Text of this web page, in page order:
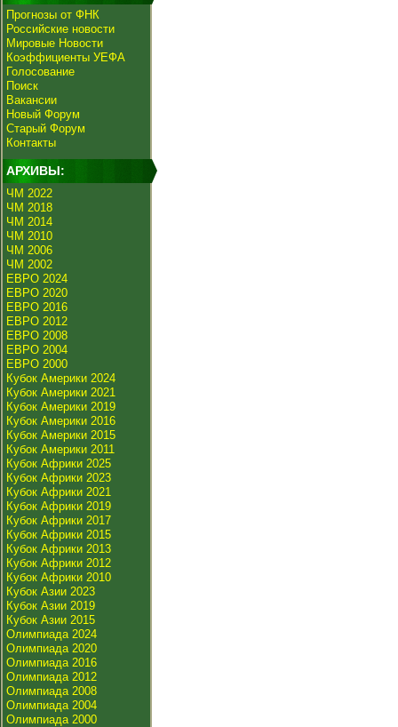
Прогнозы от ФНК
Российские новости
Мировые Новости
Коэффициенты УЕФА
Голосование
Поиск
Вакансии
Новый Форум
Старый Форум
Контакты
АРХИВЫ:
ЧМ 2022
ЧМ 2018
ЧМ 2014
ЧМ 2010
ЧМ 2006
ЧМ 2002
ЕВРО 2024
ЕВРО 2020
ЕВРО 2016
ЕВРО 2012
ЕВРО 2008
ЕВРО 2004
ЕВРО 2000
Кубок Америки 2024
Кубок Америки 2021
Кубок Америки 2019
Кубок Америки 2016
Кубок Америки 2015
Кубок Америки 2011
Кубок Африки 2025
Кубок Африки 2023
Кубок Африки 2021
Кубок Африки 2019
Кубок Африки 2017
Кубок Африки 2015
Кубок Африки 2013
Кубок Африки 2012
Кубок Африки 2010
Кубок Азии 2023
Кубок Азии 2019
Кубок Азии 2015
Олимпиада 2024
Олимпиада 2020
Олимпиада 2016
Олимпиада 2012
Олимпиада 2008
Олимпиада 2004
Олимпиада 2000